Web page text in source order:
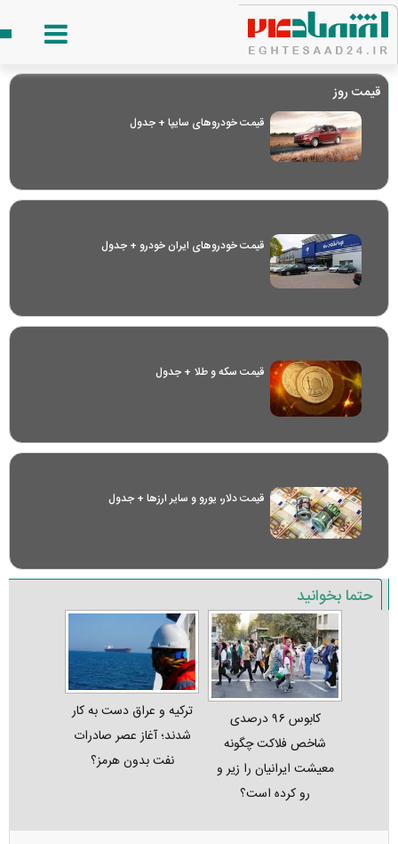
قیمت روز
قیمت خودرو‌های سایپا + جدول
قیمت خودرو‌های ایران خودرو + جدول
قیمت سکه و طلا + جدول
قیمت دلار، یورو و سایر ارز‌ها + جدول
حتما بخوانید
کابوس ۹۶ درصدی
شاخص فلاکت چگونه
معیشت ایرانیان را زیر و
رو کرده است؟
ترکیه و عراق دست به کار
شدند؛ آغاز عصر صادرات
نفت بدون هرمز؟